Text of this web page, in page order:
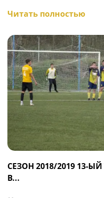
Читать полностью
СЕЗОН 2018/2019 13-ЫЙ
B...